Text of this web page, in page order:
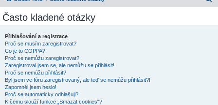
Často kladené otázky
Přihlašování a registrace
Proč se musím zaregistrovat?
Co je to COPPA?
Proč se nemůžu zaregistrovat?
Zaregistroval jsem se, ale nemůžu se přihlásit!
Proč se nemůžu přihlásit?
Byl jsem ve fóru zaregistrovaný, ale teď se nemůžu přihlásit?!
Zapomněl jsem heslo!
Proč se automaticky odhlašuji?
K čemu slouží funkce „Smazat cookies“?